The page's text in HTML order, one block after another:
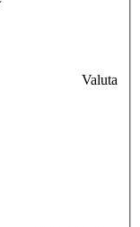
Valuta